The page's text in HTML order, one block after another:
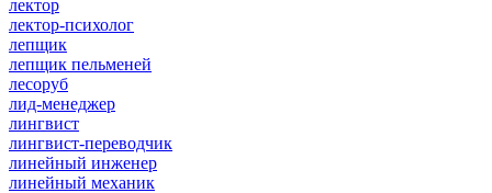
лектор
лектор-психолог
лепщик
лепщик пельменей
лесоруб
лид-менеджер
лингвист
лингвист-переводчик
линейный инженер
линейный механик